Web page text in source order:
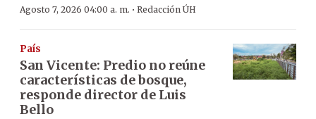
Agosto 7, 2026 04:00 a. m. · Redacción ÚH
País
San Vicente: Predio no reúne
características de bosque,
responde director de Luis
Bello